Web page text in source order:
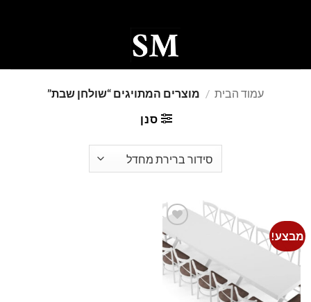
עמוד הבית / מוצרים המתויגים “שולחן שבת”
סנן
מבצע!
Add to
wishlist